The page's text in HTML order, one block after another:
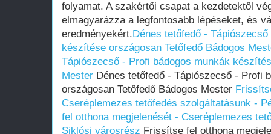
folyamat. A szakértői csapat a kezdetektől
elmagyarázza a legfontosabb lépéseket, és
eredményekért.Dénes tetőfedő -
készítése országosan Tetőfedő Bádogos
Tápiószecső - Profi bádogos munkák
Mester Dénes tetőfedő - Tápiószecső - Profi
országosan Tetőfedő Bádogos Mester
Cseréplemezes tetőfedés szolgáltatásunk -
fel otthona megjelenését - Cseréplemezes
Siklósi városrész Frissítse fel otthona